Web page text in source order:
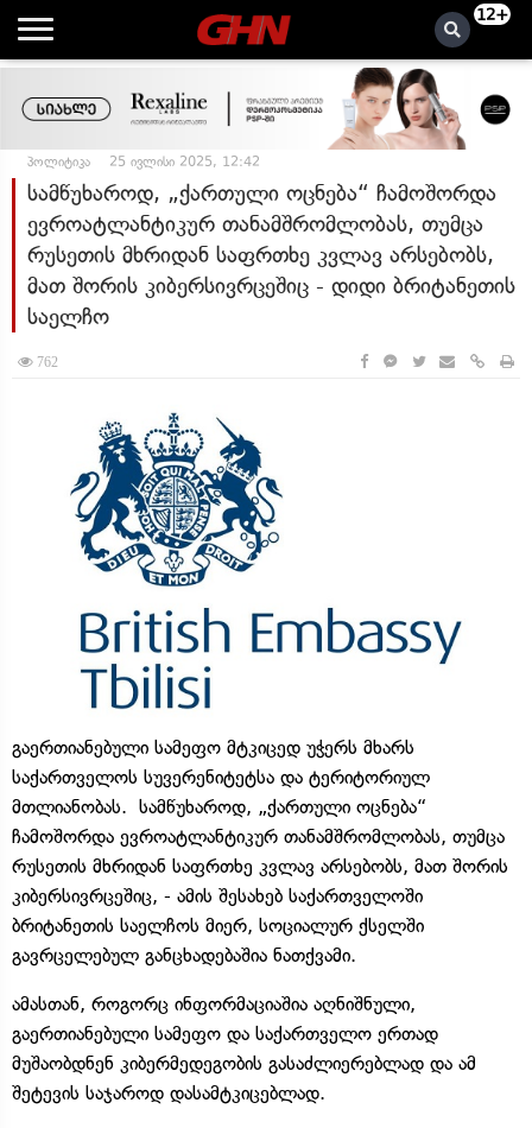
12+
პოლიტიკა 25 ივლისი 2025, 12:42
სამწუხაროდ, „ქართული ოცნება“ ჩამოშორდა
ევროატლანტიკურ თანამშრომლობას, თუმცა
რუსეთის მხრიდან საფრთხე კვლავ არსებობს,
მათ შორის კიბერსივრცეშიც - დიდი ბრიტანეთის
საელჩო
762
გაერთიანებული სამეფო მტკიცედ უჭერს მხარს
საქართველოს სუვერენიტეტსა და ტერიტორიულ
მთლიანობას. სამწუხაროდ, „ქართული ოცნება“
ჩამოშორდა ევროატლანტიკურ თანამშრომლობას, თუმცა
რუსეთის მხრიდან საფრთხე კვლავ არსებობს, მათ შორის
კიბერსივრცეშიც, - ამის შესახებ საქართველოში
ბრიტანეთის საელჩოს მიერ, სოციალურ ქსელში
გავრცელებულ განცხადებაშია ნათქვამი.
ამასთან, როგორც ინფორმაციაშია აღნიშნული,
გაერთიანებული სამეფო და საქართველო ერთად
მუშაობდნენ კიბერმედეგობის გასაძლიერებლად და ამ
შეტევის საჯაროდ დასამტკიცებლად.